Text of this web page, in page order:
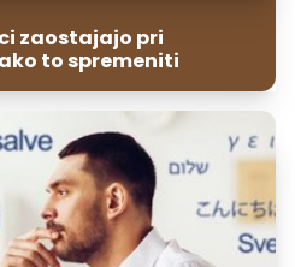
zaostajajo pri
to spremeniti